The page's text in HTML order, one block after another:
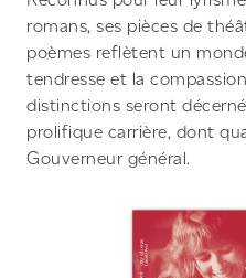
romans, ses pièces de
poèmes reflètent un
tendresse et la
distinctions seront
prolifique carrière, dont
Gouverneur général.